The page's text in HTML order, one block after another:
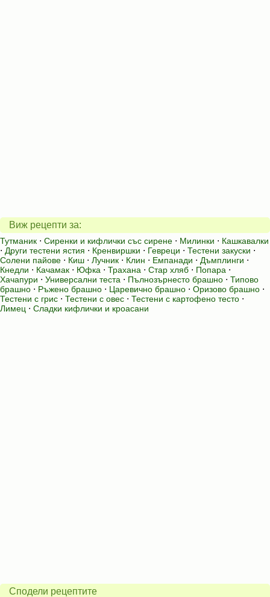
Виж рецепти за:
Тутманик ⋅ Сиренки и кифлички със сирене ⋅ Милинки ⋅ Кашкавалки
⋅ Други тестени ястия ⋅ Кренвиршки ⋅ Гевреци ⋅ Тестени закуски ⋅
Солени пайове ⋅ Киш ⋅ Лучник ⋅ Клин ⋅ Емпанади ⋅ Дъмплинги ⋅
Кнедли ⋅ Качамак ⋅ Юфка ⋅ Трахана ⋅ Стар хляб ⋅ Попара ⋅
Хачапури ⋅ Универсални теста ⋅ Пълнозърнесто брашно ⋅ Типово
брашно ⋅ Ръжено брашно ⋅ Царевично брашно ⋅ Оризово брашно ⋅
Тестени с грис ⋅ Тестени с овес ⋅ Тестени с картофено тесто ⋅
Лимец ⋅ Сладки кифлички и кроасани
Сподели рецептите